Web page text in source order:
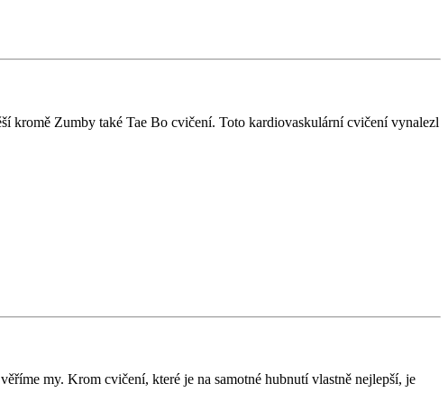
kromě Zumby také Tae Bo cvičení. Toto kardiovaskulární cvičení vynalezl
my. Krom cvičení, které je na samotné hubnutí vlastně nejlepší, je